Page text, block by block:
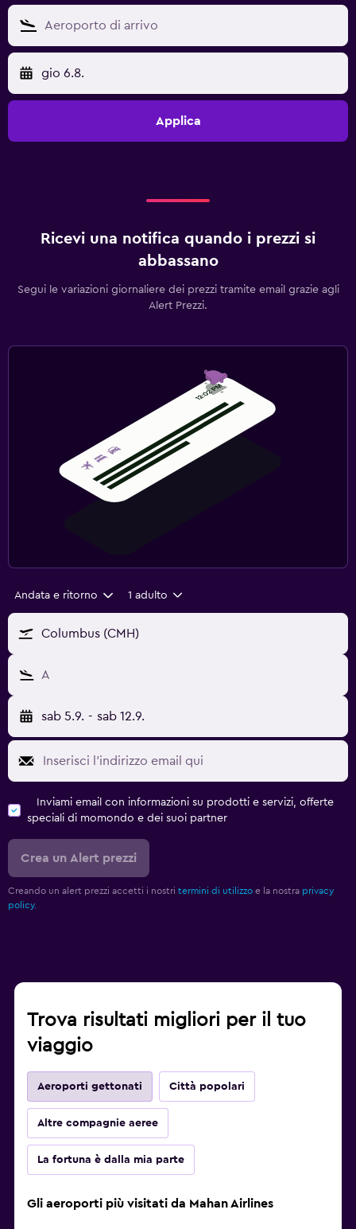
gio 6.8.
Applica
Ricevi una notifica quando i prezzi si
abbassano
Segui le variazioni giornaliere dei prezzi tramite email grazie agli
Alert Prezzi.
Andata e ritorno 1 adulto
Columbus (CMH)
A
sab 5.9. - sab 12.9.
Inviami email con informazioni su prodotti e servizi, offerte
speciali di momondo e dei suoi partner
Crea un Alert prezzi
Creando un alert prezzi accetti i nostri termini di utilizzo e la nostra privacy
policy.
Trova risultati migliori per il tuo
viaggio
Aeroporti gettonati Città popolari
Altre compagnie aeree
La fortuna è dalla mia parte
Gli aeroporti più visitati da Mahan Airlines